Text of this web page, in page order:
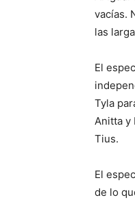
vacías.
las
El
Tyla
Anitta y
Tius.
El
de lo